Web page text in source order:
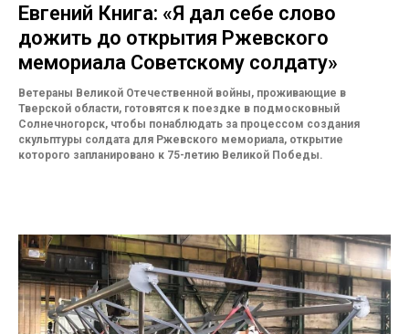
Евгений Книга: «Я дал себе слово
дожить до открытия Ржевского
мемориала Советскому солдату»
Ветераны Великой Отечественной войны, проживающие в
Тверской области, готовятся к поездке в подмосковный
Солнечногорск, чтобы понаблюдать за процессом создания
скульптуры солдата для Ржевского мемориала, открытие
которого запланировано к 75-летию Великой Победы.